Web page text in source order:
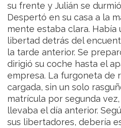
su frente y Julián se
Despertó en su casa a la
mente estaba clara. Había
libertad detrás del
la tarde anterior. Se
dirigió su coche hasta el
empresa. La furgoneta de
cargada, sin un solo
matrícula por segunda
llevaba el día anterior.
sus libertadores, debería